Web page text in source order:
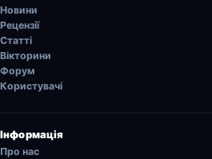
Новини
Рецензії
Статті
Вікторини
Форум
Користувачі
Інформація
Про нас